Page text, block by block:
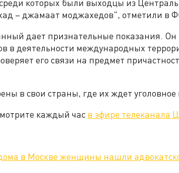
которых были выходцы из
– джамаат моджахедов", отметили в
дает признательные показания. Он
в деятельности международных
его связи на предмет
в свои страны, где их ждет уголовное
каждый час в эфире телеканала
в Москве женщины нашли